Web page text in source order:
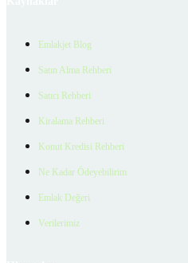
Emlakjet Blog
Satın Alma Rehberi
Satıcı Rehberi
Kiralama Rehberi
Konut Kredisi Rehberi
Ne Kadar Ödeyebilirim
Emlak Değeri
Verilerimiz